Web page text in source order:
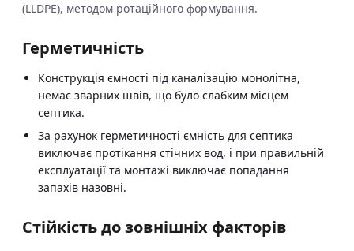
(LLDPE), методом ротаційного формування.
Герметичність
Конструкція ємності під каналізацію монолітна,
немає зварних швів, що було слабким місцем
септика.
За рахунок герметичності ємність для септика
виключає протікання стічних вод, і при правильній
експлуатації та монтажі виключає попадання
запахів назовні.
Стійкість до зовнішніх факторів